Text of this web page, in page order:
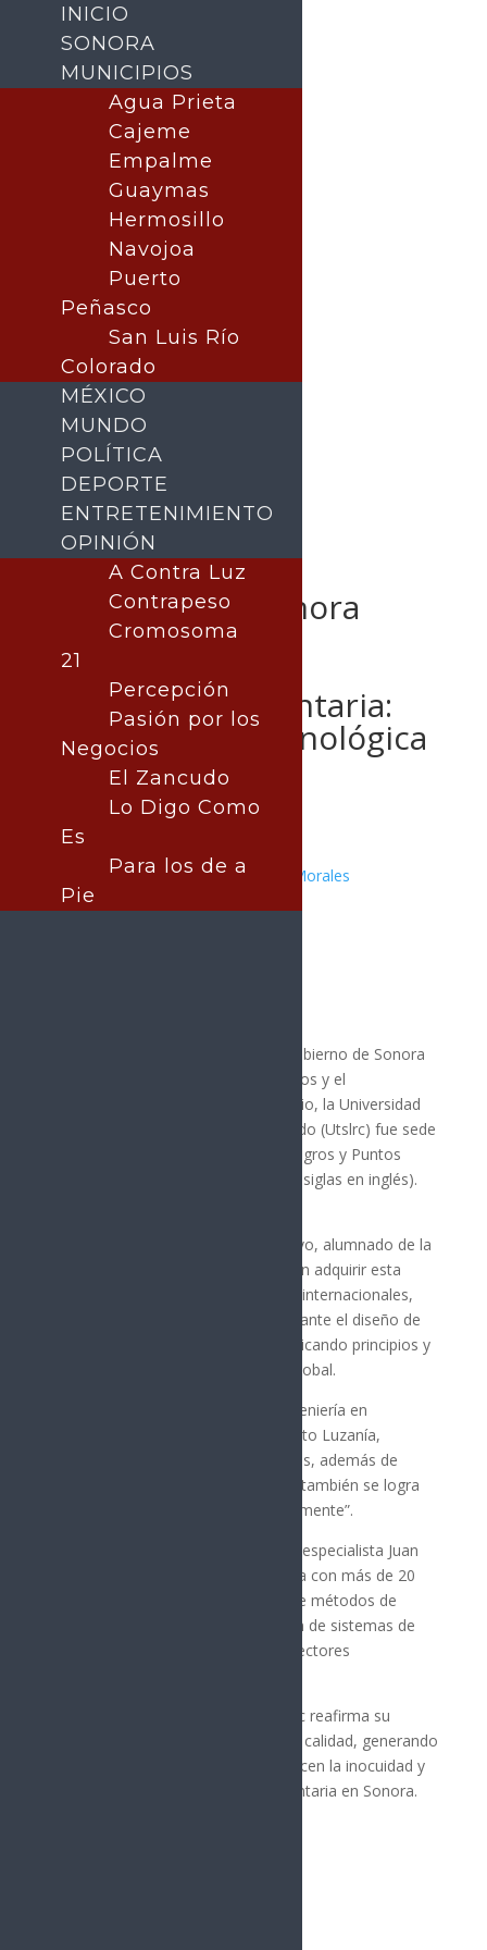
Con éxito realiza
Gobierno de Sonora
certificación
internacional en
inocuidad alimentaria:
Universidad Tecnológica
de SLRC
Publicado por:Juan Antonio Pérez Morales
San Luis Río Colorado
Como parte del compromiso del Gobierno de Sonora
con la actualización de conocimientos y el
fortalecimiento del sector alimentario, la Universidad
Tecnológica de San Luis Río Colorado (Utslrc) fue sede
de la Certificación en Análisis de Peligros y Puntos
Críticos de Control (HACCP, por sus siglas en inglés).
Durante dos días de trabajo intensivo, alumnado de la
institución y personas interesadas en adquirir esta
certificación, basada en estándares internacionales,
reforzaron sus conocimientos mediante el diseño de
planes de seguridad alimentaria, aplicando principios y
metodologías reconocidas a nivel global.
La subdirectora de la carrera de Ingeniería en
Tecnología de Alimentos, Xóchitl Soto Luzanía,
destacó que “con este tipo de cursos, además de
contar con egresados de alto nivel, también se logra
que estén certificados internacionalmente”.
La certificación fue impartida por el especialista Juan
José Varela Hernández, quien cuenta con más de 20
años de experiencia en validación de métodos de
desinfección y en la implementación de sistemas de
inocuidad alimentaria en distintos sectores
Con actividades como esta, la Utslrc reafirma su
compromiso con la capacitación de calidad, generando
espacios de aprendizaje que fortalecen la inocuidad y
competitividad de la industria alimentaria en Sonora.
INICIO
SONORA
MUNICIPIOS
Agua Prieta
Cajeme
Empalme
Guaymas
Hermosillo
Navojoa
Puerto
Peñasco
San Luis Río
Colorado
MÉXICO
MUNDO
POLÍTICA
DEPORTE
ENTRETENIMIENTO
OPINIÓN
A Contra Luz
Contrapeso
Cromosoma
21
Percepción
Pasión por los
Negocios
El Zancudo
Lo Digo Como
Es
Para los de a
Pie